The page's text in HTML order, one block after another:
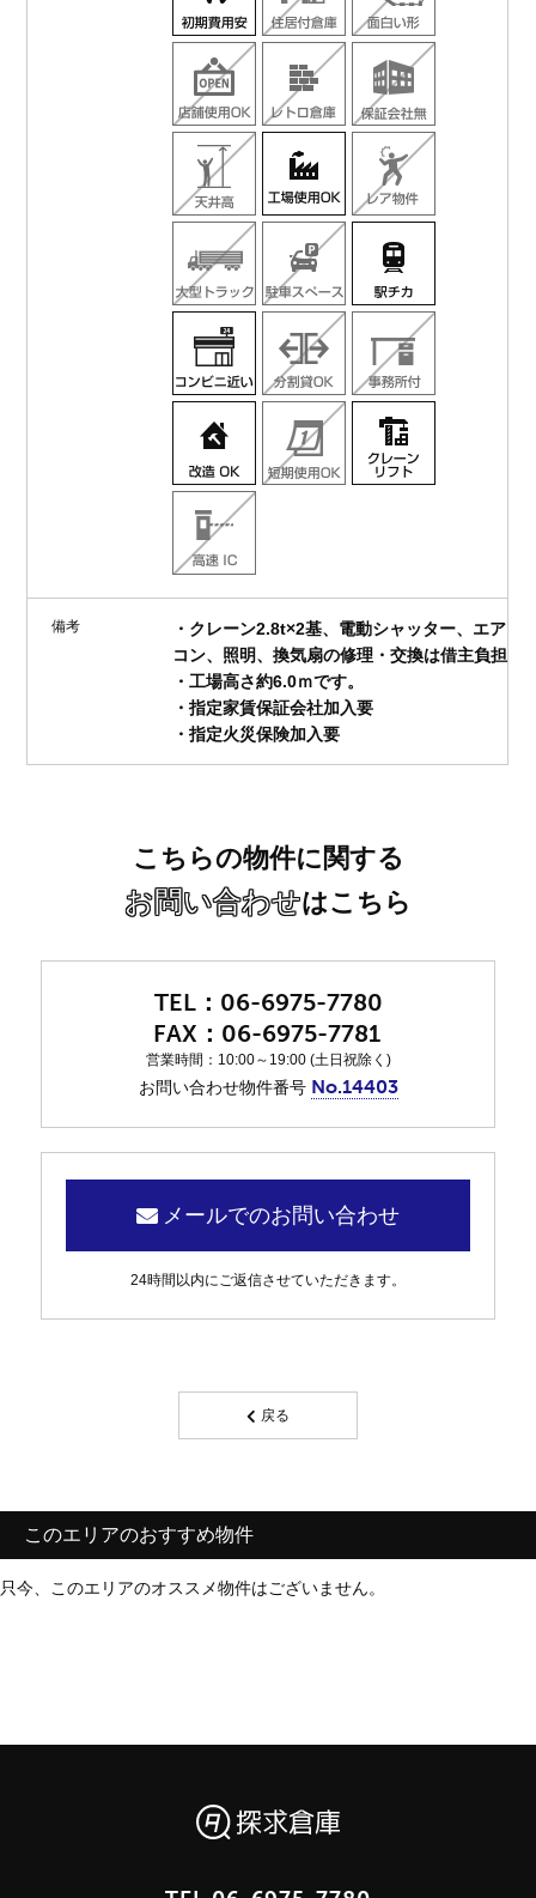
備考
・クレーン2.8t×2基、電動シャッター、エア
コン、照明、換気扇の修理・交換は借主負担
・工場高さ約6.0ｍです。
・指定家賃保証会社加入要
・指定火災保険加入要
こちらの物件に関する
お問い合わせはこちら
06-6975-7780
06-6975-7781
営業時間：10:00～19:00 (土日祝除く)
お問い合わせ物件番号 No.14403
メールでのお問い合わせ
24時間以内にご返信させていただきます。
戻る
このエリアのおすすめ物件
只今、このエリアのオススメ物件はございません。